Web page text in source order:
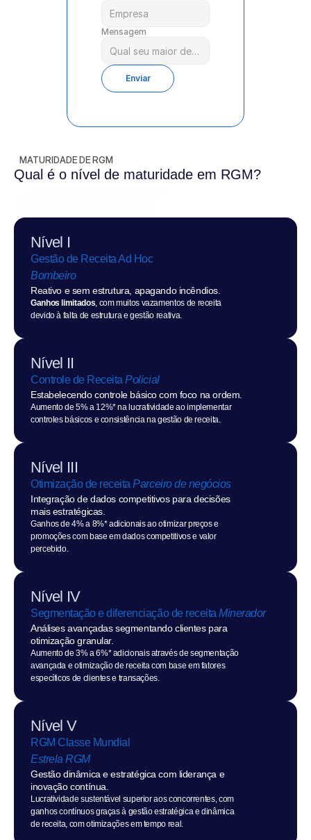
Mensagem
Enviar
MATURIDADE DE RGM
Qual é o nível de maturidade em RGM?
Nível I
Gestão de Receita Ad Hoc
Bombeiro
Reativo e sem estrutura, apagando incêndios.
Ganhos limitados, com muitos vazamentos de receita
devido à falta de estrutura e gestão reativa.
Nível II
Controle de Receita Policial
Estabelecendo controle básico com foco na ordem.
Aumento de 5% a 12%* na lucratividade ao implementar
controles básicos e consistência na gestão de receita.
Nível III
Otimização de receita Parceiro de negócios
Integração de dados competitivos para decisões
mais estratégicas.
Ganhos de 4% a 8%* adicionais ao otimizar preços e
promoções com base em dados competitivos e valor
percebido.
Nível IV
Segmentação e diferenciação de receita Minerador
Análises avançadas segmentando clientes para
otimização granular.
Aumento de 3% a 6%* adicionais através de segmentação
avançada e otimização de receita com base em fatores
específicos de clientes e transações.
Nível V
RGM Classe Mundial
Estrela RGM
Gestão dinâmica e estratégica com liderança e
inovação contínua.
Lucratividade sustentável superior aos concorrentes, com
ganhos contínuos graças à gestão estratégica e dinâmica
de receita, com otimizações em tempo real.